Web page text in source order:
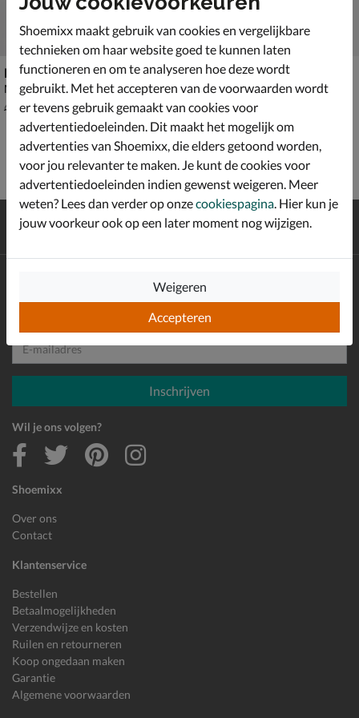
Marco Tozzi
Mocassins & loafers - wit
van € 69,99 voor € 48,99
69 99 48, 99
Marco Tozzi
Sandalen - zwart
€ 59,99
59,99
verzending en retour*
Shoemixx
Over ons
Contact
Klantenservice
Bestellen
Betaalmogelijkheden
Verzendwijze en kosten
Ruilen en retourneren
Koop ongedaan maken
Garantie
Algemene voorwaarden
Schrijf je in voor de Shoemixx nieuwsbrief en ontvang €10,-
E-mailadres
Inschrijven
Wil je ons volgen?
Shoemixx maakt gebruik van cookies en vergelijkbare
technieken om haar website goed te kunnen laten
functioneren en om te analyseren hoe deze wordt
gebruikt. Met het accepteren van de voorwaarden wordt
er tevens gebruik gemaakt van cookies voor
advertentiedoeleinden. Dit maakt het mogelijk om
advertenties van Shoemixx, die elders getoond worden,
voor jou relevanter te maken. Je kunt de cookies voor
advertentiedoeleinden indien gewenst weigeren. Meer
weten? Lees dan verder op onzecookiespagina . Hier kun je
jouw voorkeur ook op een later moment nog wijzigen.
Accepteren
Weigeren